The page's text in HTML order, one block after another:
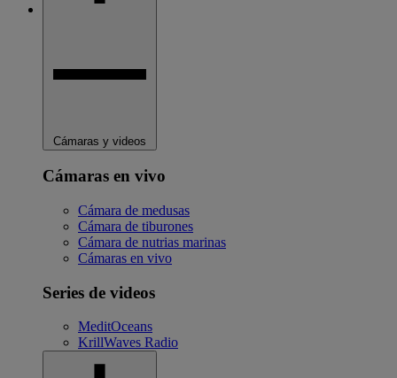
Cámaras y videos
Cámaras en vivo
Cámara de medusas
Cámara de tiburones
Cámara de nutrias marinas
Cámaras en vivo
Series de videos
MeditOceans
KrillWaves Radio